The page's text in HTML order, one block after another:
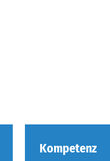
Kompetenz